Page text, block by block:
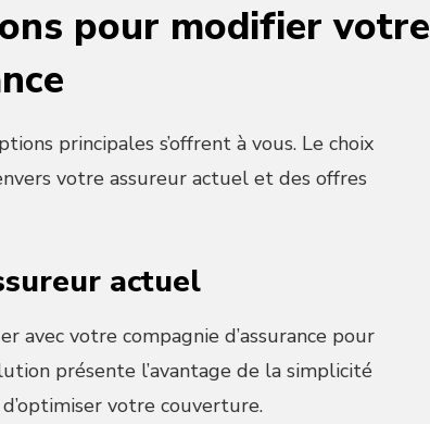
pour modifier votre
principales s’offrent à vous. Le choix
votre assureur actuel et des offres
actuel
avec votre compagnie d’assurance pour
présente l’avantage de la simplicité
votre couverture.